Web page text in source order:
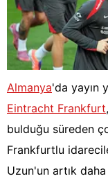
Almanya'da yayın
Eintracht Frankfurt
bulduğu süreden
Frankfurtlu
Uzun'un artık